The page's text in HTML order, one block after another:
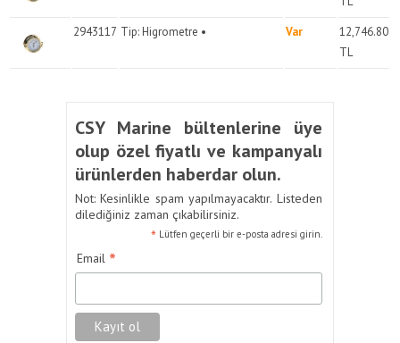
2943117 Tip: Higrometre • Var
12,746.80
TL
CSY Marine bültenlerine üye
olup özel fiyatlı ve kampanyalı
ürünlerden haberdar olun.
Not: Kesinlikle spam yapılmayacaktır. Listeden
dilediğiniz zaman çıkabilirsiniz.
* Lütfen geçerli bir e-posta adresi girin.
Email *